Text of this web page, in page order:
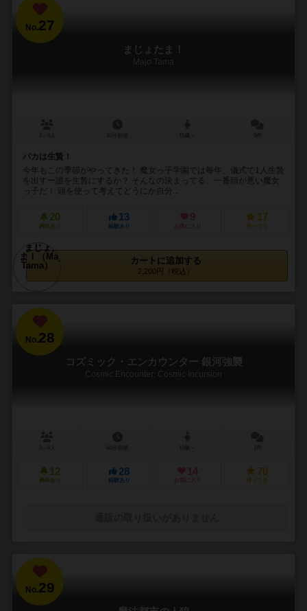
No.27
まじょたま！
Majo Tama
バカは生贄！
今年もこの季節がやってきた！ 魔女っ子学園では毎年、儀式で1人生贄
を出すー誰を生贄にするか？ そんなの決まってる、一番頭が悪い魔女
っ子だ！ 頭を使って考えてどうにか自分...
20
興味あり
13
経験あり
9
お気に入り
17
持ってる
カートに追加する
2,200円（税込）
No.28
コズミック・エンカウンター 銀河強襲
Cosmic Encounter: Cosmic Incursion
12
興味あり
28
経験あり
14
お気に入り
70
持ってる
No.29